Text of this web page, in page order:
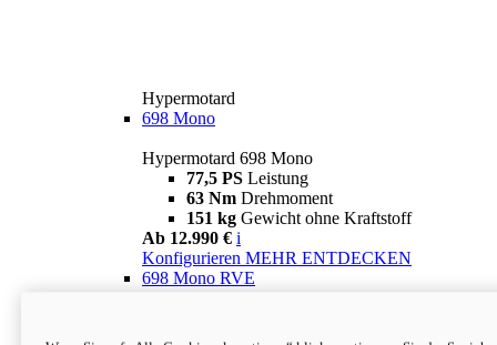
Hypermotard
698 Mono
Hypermotard 698 Mono
77,5 PS Leistung
63 Nm Drehmoment
151 kg Gewicht ohne Kraftstoff
Ab 12.990 € i
Konfigurieren MEHR ENTDECKEN
698 Mono RVE
77,5 PS
Leistung